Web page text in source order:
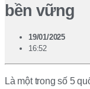
bền vững
19/01/2025
16:52
Là một trong số 5